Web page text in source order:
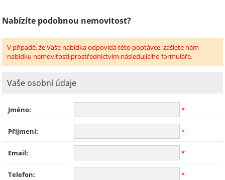
Nabízíte podobnou nemovitost?
V případě, že Vaše nabídka odpovídá této poptávce, zašlete nám
nabídku nemovitosti prostřednictvím následujícího formuláře.
Vaše osobní údaje
Jméno: *
Příjmení: *
Email: *
Telefon: *